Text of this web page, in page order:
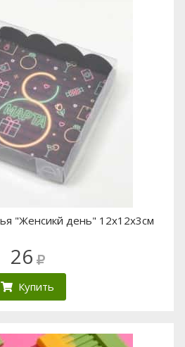
"Женсикй день" 12х12х3см
26
Купить